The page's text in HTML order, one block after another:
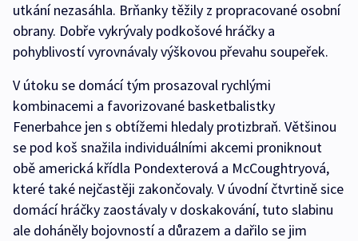
utkání nezasáhla. Brňanky těžily z propracované osobní
obrany. Dobře vykrývaly podkošové hráčky a
pohyblivostí vyrovnávaly výškovou převahu soupeřek.
V útoku se domácí tým prosazoval rychlými
kombinacemi a favorizované basketbalistky
Fenerbahce jen s obtížemi hledaly protizbraň. Většinou
se pod koš snažila individuálními akcemi proniknout
obě americká křídla Pondexterová a McCoughtryová,
které také nejčastěji zakončovaly. V úvodní čtvrtině sice
domácí hráčky zaostávaly v doskakování, tuto slabinu
ale doháněly bojovností a důrazem a dařilo se jim